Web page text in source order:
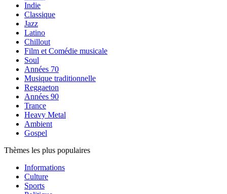
Indie
Classique
Jazz
Latino
Chillout
Film et Comédie musicale
Soul
Années 70
Musique traditionnelle
Reggaeton
Années 90
Trance
Heavy Metal
Ambient
Gospel
Thèmes les plus populaires
Informations
Culture
Sports